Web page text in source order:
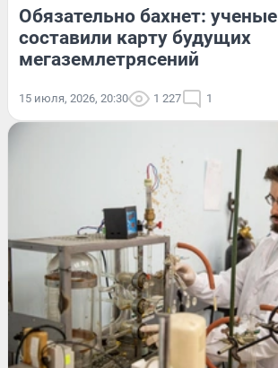
Обязательно бахнет: ученые
составили карту будущих
мегаземлетрясений
15 июля, 2026, 20:30 1 227 1